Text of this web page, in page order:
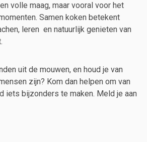
volle maag, maar vooral voor het
Samen koken betekent
leren en natuurlijk genieten van
uit de mouwen, en houd je van
zijn? Kom dan helpen om van
iets bijzonders te maken. Meld je aan